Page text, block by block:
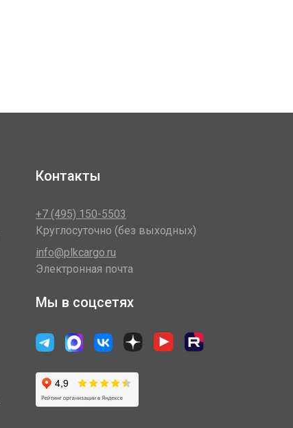
Контакты
+7 (495) 150-5503
Круглосуточно (без выходных)
info@plkcargo.ru
Электронная почта
Мы в соцсетях